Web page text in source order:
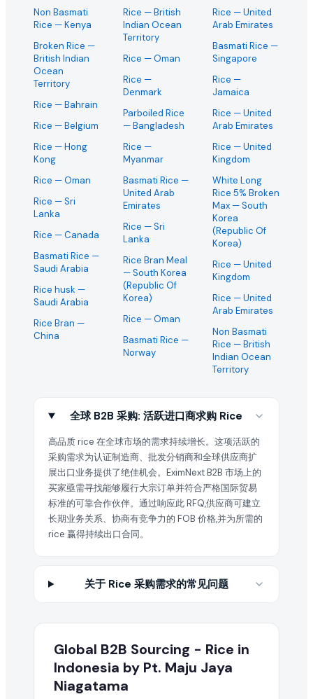
Non Basmati
Rice — Kenya
Broken Rice —
British Indian
Ocean
Territory
Rice — Bahrain
Rice — Belgium
Rice — Hong
Kong
Rice — Oman
Rice — Sri
Lanka
Rice — Canada
Basmati Rice —
Saudi Arabia
Rice husk —
Saudi Arabia
Rice Bran —
China
Rice — British
Indian Ocean
Territory
Rice — Oman
Rice —
Denmark
Parboiled Rice
— Bangladesh
Rice —
Myanmar
Basmati Rice —
United Arab
Emirates
Rice — Sri
Lanka
Rice Bran Meal
— South Korea
(Republic Of
Korea)
Rice — Oman
Basmati Rice —
Norway
Rice — United
Arab Emirates
Basmati Rice —
Singapore
Rice —
Jamaica
Rice — United
Arab Emirates
Rice — United
Kingdom
White Long
Rice 5% Broken
Max — South
Korea
(Republic Of
Korea)
Rice — United
Kingdom
Rice — United
Arab Emirates
Non Basmati
Rice — British
Indian Ocean
Territory
全球 B2B 采购: 活跃进口商求购 Rice
高品质 rice 在全球市场的需求持续增长。这项活跃的
采购需求为认证制造商、批发分销商和全球供应商扩
展出口业务提供了绝佳机会。EximNext B2B 市场上的
买家亟需寻找能够履行大宗订单并符合严格国际贸易
标准的可靠合作伙伴。通过响应此 RFQ,供应商可建立
长期业务关系、协商有竞争力的 FOB 价格,并为所需的
rice 赢得持续出口合同。
关于 Rice 采购需求的常见问题
Global B2B Sourcing - Rice in
Indonesia by Pt. Maju Jaya
Niagatama